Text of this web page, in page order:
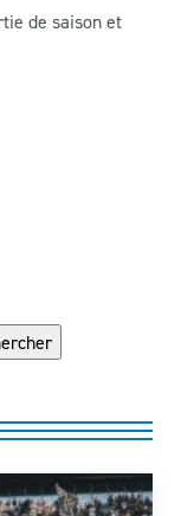
de saison et